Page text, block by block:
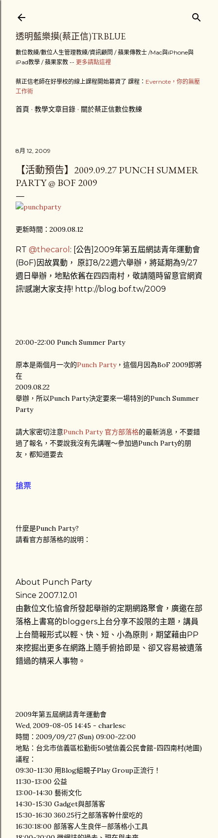
透明藍樂摸(蔡正信)TRBLUE
數位教練/數位人生管理教練/資訊顧問 / 蘋果傳教士 /Mac與iPhone與
iPad教學 / 蘋果家教 -- 更多請點這裡
蔡正信老師在好學校的線上課程開始募資了 課程： Evernote，你的無壓
工作術
首頁 教學文章目錄 關於蔡正信數位教練
8月 12, 2009
【活動預告】2009.09.27 PUNCH SUMMER
PARTY @ BOF 2009
更新時間：2009.08.12
RT @thecarol : [公告]2009年第五屆網誌青年運動會
(BoF)因故異動， 原訂8/22週六舉辦，將延期為9/27
週日舉辦，地點依舊在四四南村，敬請隨時留意官網資
訊!感謝大家支持! http://blog.bof.tw/2009
20:00-22:00 Punch Summer Party
原本是兩個月一次的Punch Party，這個月因為BoF 2009即將
在
2009.08.22
舉辦，所以Punch Party決定要來一場特別的Punch Summer
Party
請大家密切注意Punch Party 官方部落格的最新消息，不要錯
過了報名，不要說我沒有先講喔～參加過Punch Party的朋
友，都知道要去
搶票
什麼是Punch Party?
請看官方部落格的說明：
About Punch Party
Since 2007.12.01
由數位文化協會所發起舉辦的定期網路聚會，廣邀在部
落格上書寫的bloggers上台分享不設限的主題，講員
上台簡報形式以輕、快、短、小為原則，期望藉由PP
來挖掘出更多在網路上隨手俯拾即是、卻又容易被遺落
錯過的精采人事物。
2009年第五屆網誌青年運動會
Wed, 2009-08-05 14:45 - charlesc
時間：2009/09/27 (Sun) 09:00-22:00
地點：台北市信義區松勤街50號信義公民會館-四四南村(地圖)
議程：
09:30-11:30 用Blog組親子Play Group正流行！
11:30-13:00 公益
13:00-14:30 藝術文化
14:30-15:30 Gadget與部落客
15:30-16:30 360.25行之部落客幹什麼吃的
16:30:18:00 部落客人生良伴—部落格小工具